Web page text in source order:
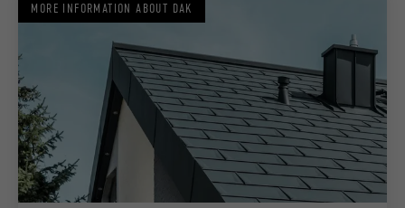
MORE INFORMATION ABOUT DAK